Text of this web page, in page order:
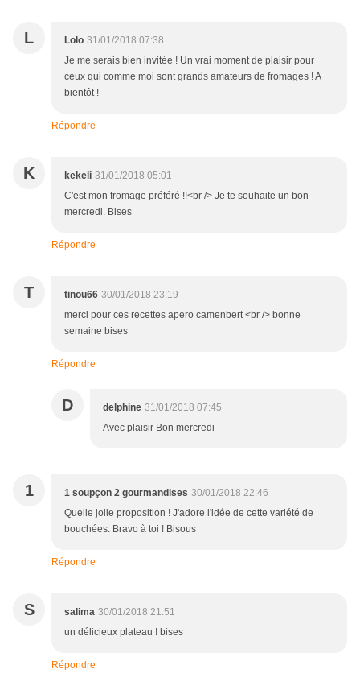
L Lolo 31/01/2018 07:38
Je me serais bien invitée ! Un vrai moment de plaisir pour
ceux qui comme moi sont grands amateurs de fromages ! A
bientôt !
Répondre
K kekeli 31/01/2018 05:01
C'est mon fromage préféré !!<br /> Je te souhaite un bon
mercredi. Bises
Répondre
T tinou66 30/01/2018 23:19
merci pour ces recettes apero camenbert <br /> bonne
semaine bises
Répondre
D delphine 31/01/2018 07:45
Avec plaisir Bon mercredi
1 1 soupçon 2 gourmandises 30/01/2018 22:46
Quelle jolie proposition ! J'adore l'idée de cette variété de
bouchées. Bravo à toi ! Bisous
Répondre
S salima 30/01/2018 21:51
un délicieux plateau ! bises
Répondre